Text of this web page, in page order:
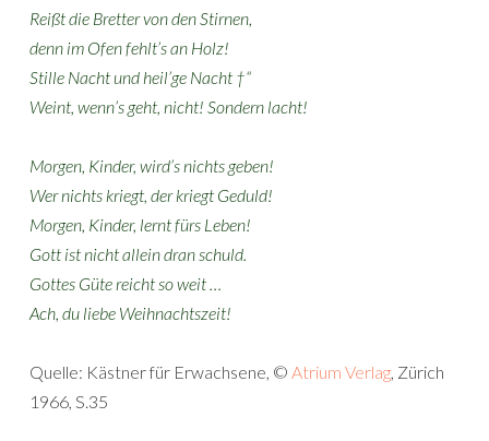
Reißt die Bretter von den Stirnen,
denn im Ofen fehlt’s an Holz!
Stille Nacht und heil’ge Nacht †“
Weint, wenn’s geht, nicht! Sondern lacht!
Morgen, Kinder, wird’s nichts geben!
Wer nichts kriegt, der kriegt Geduld!
Morgen, Kinder, lernt fürs Leben!
Gott ist nicht allein dran schuld.
Gottes Güte reicht so weit …
Ach, du liebe Weihnachtszeit!
Quelle: Kästner für Erwachsene, © Atrium Verlag, Zürich
1966, S.35